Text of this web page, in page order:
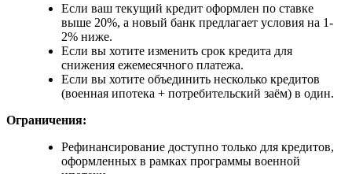
Если ваш текущий кредит оформлен по ставке
выше 20%, а новый банк предлагает условия на 1-
2% ниже.
Если вы хотите изменить срок кредита для
снижения ежемесячного платежа.
Если вы хотите объединить несколько кредитов
(военная ипотека + потребительский заём) в один.
Ограничения:
Рефинансирование доступно только для кредитов,
оформленных в рамках программы военной